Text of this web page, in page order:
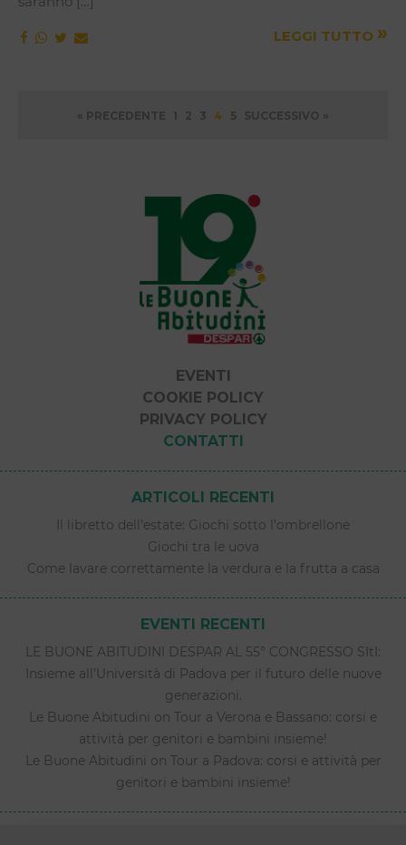
LEGGI TUTTO »
Paginazione
« PRECEDENTE 1 2 3 4 5 SUCCESSIVO »
EVENTI
COOKIE POLICY
PRIVACY POLICY
CONTATTI
ARTICOLI RECENTI
Il libretto dell’estate: Giochi sotto l’ombrellone
Giochi tra le uova
Come lavare correttamente la verdura e la frutta a casa
EVENTI RECENTI
LE BUONE ABITUDINI DESPAR AL 55° CONGRESSO SItI:
Insieme all’Università di Padova per il futuro delle nuove
generazioni.
Le Buone Abitudini on Tour a Verona e Bassano: corsi e
attività per genitori e bambini insieme!
Le Buone Abitudini on Tour a Padova: corsi e attività per
genitori e bambini insieme!